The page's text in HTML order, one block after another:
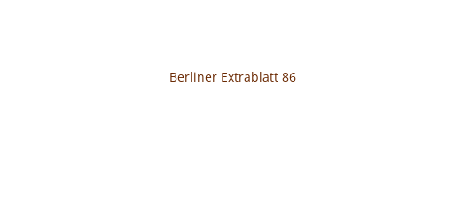
Berliner Extrablatt 86